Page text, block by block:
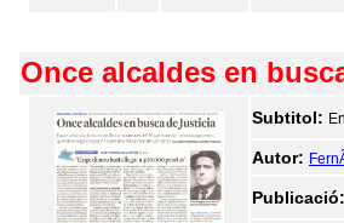
Once alcaldes en
Subtitol:
Autor:
Publicació: